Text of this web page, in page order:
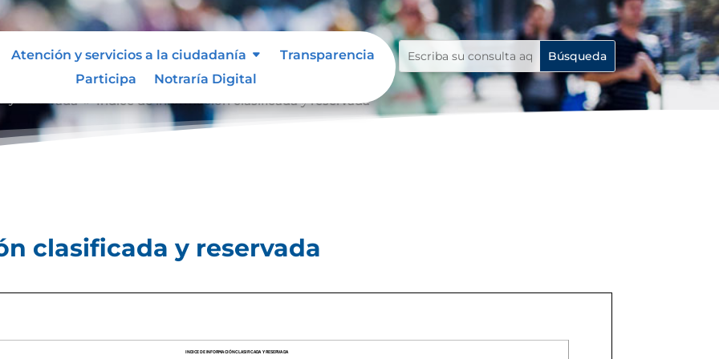
Atención y servicios a la ciudadanía
Transparencia
Participa
Notraría Digital
reservada Índice de información clasificada y reservada
clasificada y reservada